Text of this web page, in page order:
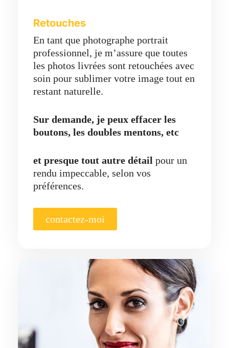
Retouches
En tant que photographe portrait
professionnel, je m’assure que toutes
les photos livrées sont retouchées avec
soin pour sublimer votre image tout en
restant naturelle.
Sur demande, je peux effacer les
boutons, les doubles mentons, etc
et presque tout autre détail pour un
rendu impeccable, selon vos
préférences.
contactez-moi